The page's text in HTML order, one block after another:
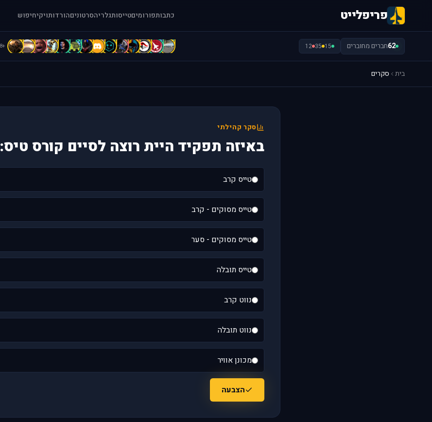
פריפלייט כתבותפורומיםטייסותגלריהסרטוניםהורדותויקיחיפוש
62חברים מחוברים 15
35
12
[
A
A
A
A
B
B
b
C
C
C
D
D
d
+38
בית סקרים
סקר קהילתי
באיזה תפקיד היית רוצה לסיים קורס טיס:
טייס קרב
טייס מסוקים - קרב
טייס מסוקים - סער
טייס תובלה
נווט קרב
נווט תובלה
מכונן אוויר
הצבעה